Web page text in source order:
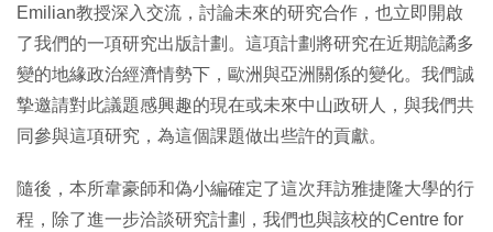
Emilian教授深入交流，討論未來的研究合作，也立即開啟
了我們的一項研究出版計劃。這項計劃將研究在近期詭譎多
變的地緣政治經濟情勢下，歐洲與亞洲關係的變化。我們誠
摯邀請對此議題感興趣的現在或未來中山政研人，與我們共
同參與這項研究，為這個課題做出些許的貢獻。
隨後，本所韋豪師和偽小編確定了這次拜訪雅捷隆大學的行
程，除了進一步洽談研究計劃，我們也與該校的Centre for